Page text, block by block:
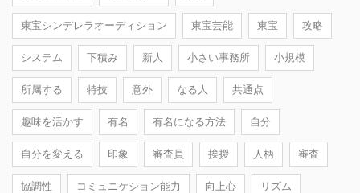
東宝シンデレラオーディション 東宝芸能 東宝 攻略
システム 下積み 新人 小さい事務所 小規模
所属する 特技 意外 なる人 共通点
趣味を活かす 有名 有名になる方法 自分
自分を変える 印象 審査員 挨拶 人柄 審査
協調性 コミュニケション能力 向上心 リズム